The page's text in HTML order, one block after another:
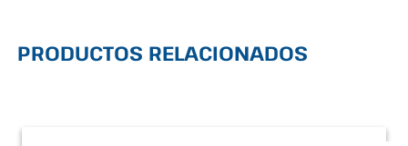
PRODUCTOS RELACIONADOS